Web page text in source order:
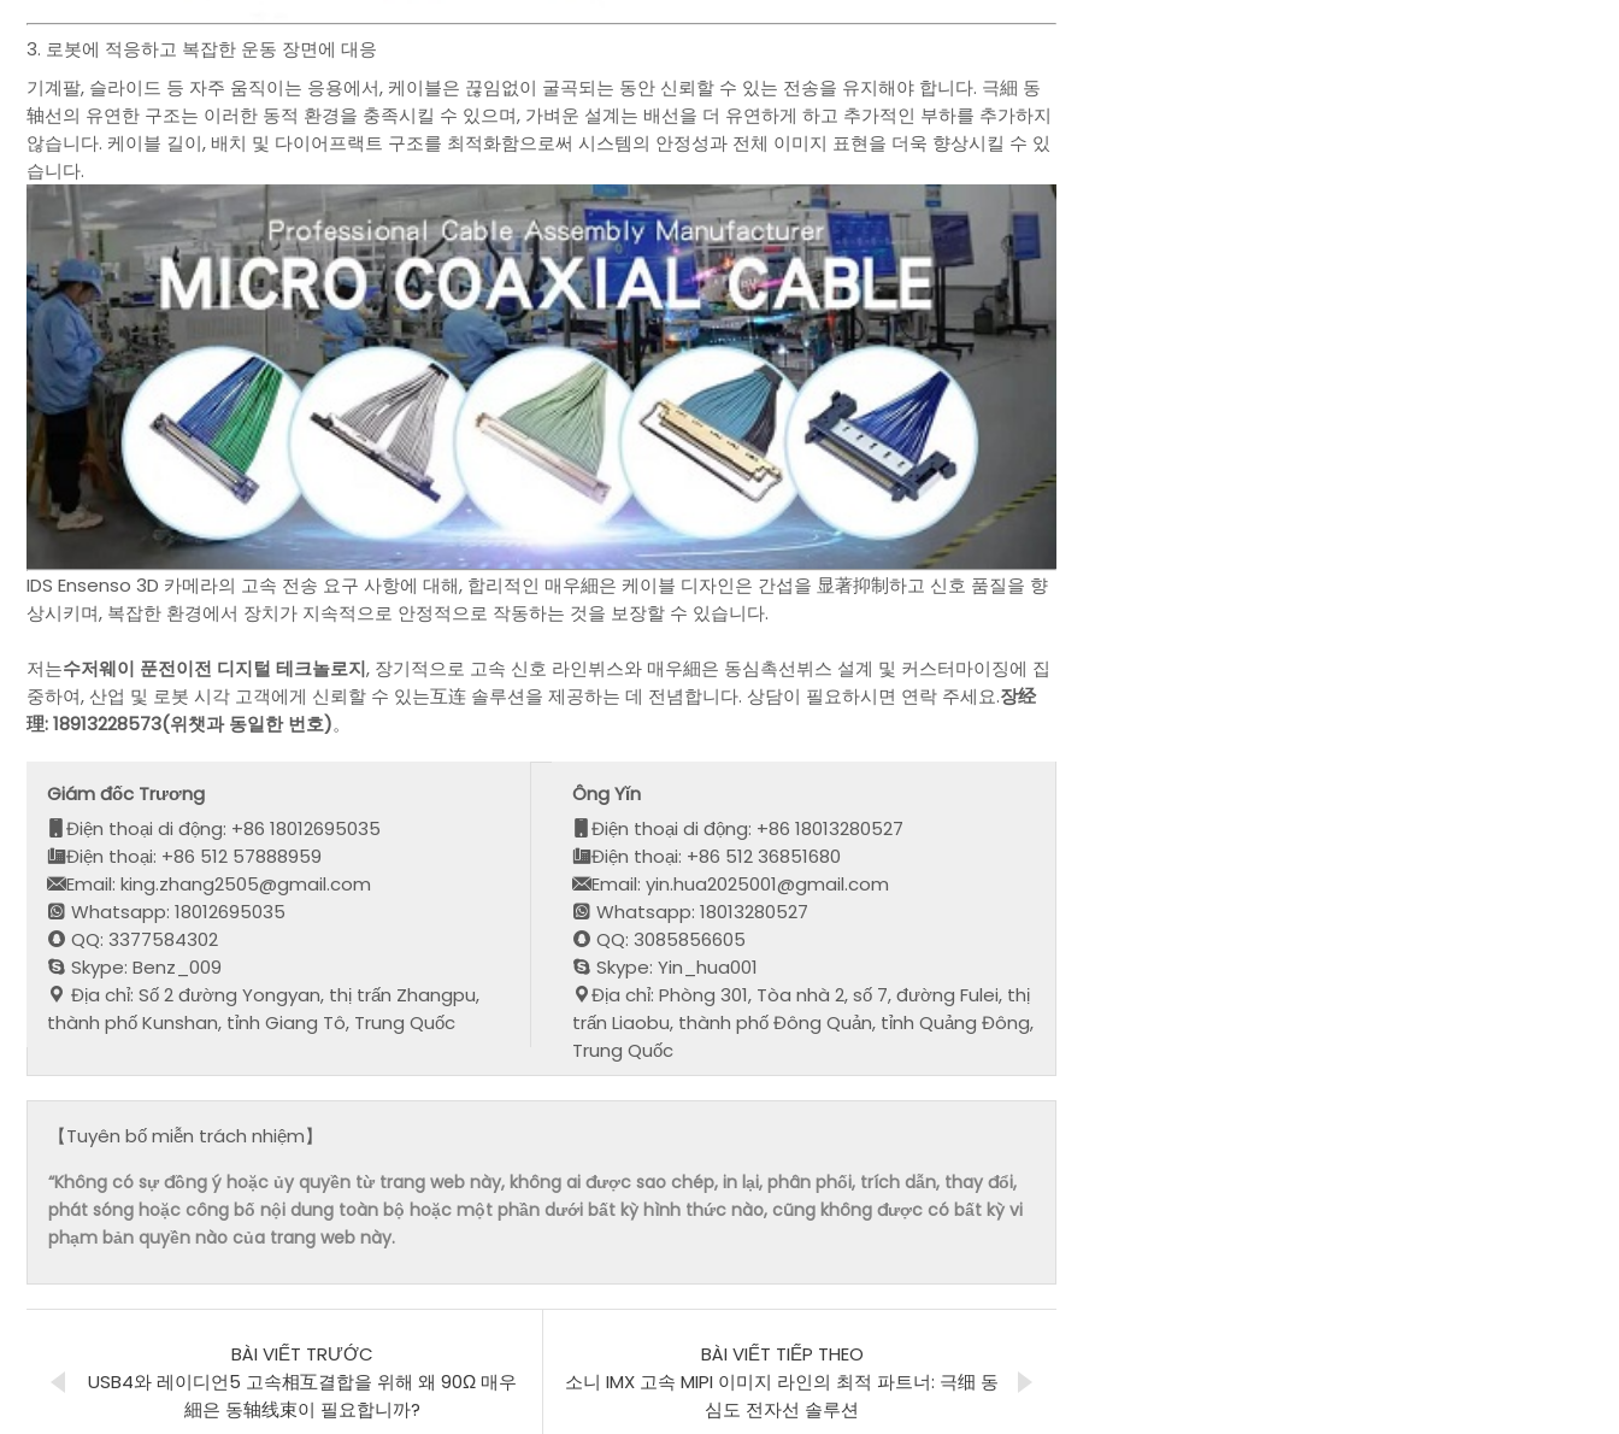
3. 로봇에 적응하고 복잡한 운동 장면에 대응
기계팔, 슬라이드 등 자주 움직이는 응용에서, 케이블은 끊임없이 굴곡되는 동안 신뢰할 수 있는 전송을 유지해야 합니다. 극細 동
轴선의 유연한 구조는 이러한 동적 환경을 충족시킬 수 있으며, 가벼운 설계는 배선을 더 유연하게 하고 추가적인 부하를 추가하지
않습니다. 케이블 길이, 배치 및 다이어프랙트 구조를 최적화함으로써 시스템의 안정성과 전체 이미지 표현을 더욱 향상시킬 수 있
습니다.
IDS Ensenso 3D 카메라의 고속 전송 요구 사항에 대해, 합리적인 매우細은 케이블 디자인은 간섭을 显著抑制하고 신호 품질을 향
상시키며, 복잡한 환경에서 장치가 지속적으로 안정적으로 작동하는 것을 보장할 수 있습니다.
저는수저웨이 푼전이전 디지털 테크놀로지, 장기적으로 고속 신호 라인뷔스와 매우細은 동심촉선뷔스 설계 및 커스터마이징에 집
중하여, 산업 및 로봇 시각 고객에게 신뢰할 수 있는互连 솔루션을 제공하는 데 전념합니다. 상담이 필요하시면 연락 주세요.장经
理: 18913228573(위챗과 동일한 번호)。
Giám đốc Trương
Điện thoại di động: +86 18012695035
Điện thoại: +86 512 57888959
Email: king.zhang2505@gmail.com
Whatsapp: 18012695035
QQ: 3377584302
Skype: Benz_009
Địa chỉ: Số 2 đường Yongyan, thị trấn Zhangpu,
thành phố Kunshan, tỉnh Giang Tô, Trung Quốc
Ông Yǐn
Điện thoại di động: +86 18013280527
Điện thoại: +86 512 36851680
Email: yin.hua2025001@gmail.com
Whatsapp: 18013280527
QQ: 3085856605
Skype: Yin_hua001
Địa chỉ: Phòng 301, Tòa nhà 2, số 7, đường Fulei, thị
trấn Liaobu, thành phố Đông Quản, tỉnh Quảng Đông,
Trung Quốc
【Tuyên bố miễn trách nhiệm】
“Không có sự đồng ý hoặc ủy quyền từ trang web này, không ai được sao chép, in lại, phân phối, trích dẫn, thay đổi,
phát sóng hoặc công bố nội dung toàn bộ hoặc một phần dưới bất kỳ hình thức nào, cũng không được có bất kỳ vi
phạm bản quyền nào của trang web này.
BÀI VIẾT TRƯỚC
USB4와 레이디언5 고속相互결합을 위해 왜 90Ω 매우
細은 동轴线束이 필요합니까?
BÀI VIẾT TIẾP THEO
소니 IMX 고속 MIPI 이미지 라인의 최적 파트너: 극细 동
심도 전자선 솔루션